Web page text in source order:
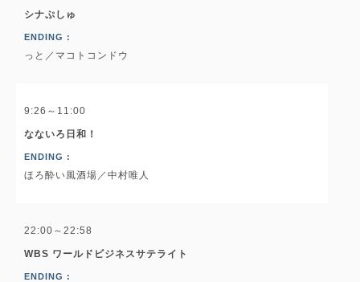
シナぷしゅ
ENDING :
っと／マコトコンドウ
9:26～11:00
なないろ日和！
ENDING :
ほろ酔い風酒場／中村唯人
22:00～22:58
WBS ワールドビジネスサテライト
ENDING :